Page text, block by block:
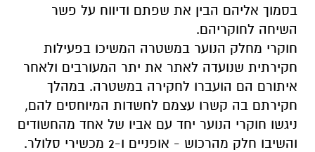
בסמוך אליהם הבין את שפתם ודיווח על פשר
השיחה לחוקריהם.
חוקרי מחלק הנוער במשטרה המשיכו בפעילות
חקירתית שנועדה לאתר את יתר המעורבים ולאחר
איתורם הם הועברו לחקירה במשטרה. במהלך
חקירתם בה קשרו עצמם לחשדות המיוחסים להם,
ניגשו חוקרי הנוער יחד עם אביו של אחד מהחשודים
והשיבו חלק מהרכוש - אופניים ו-2 מכשירי סלולר.